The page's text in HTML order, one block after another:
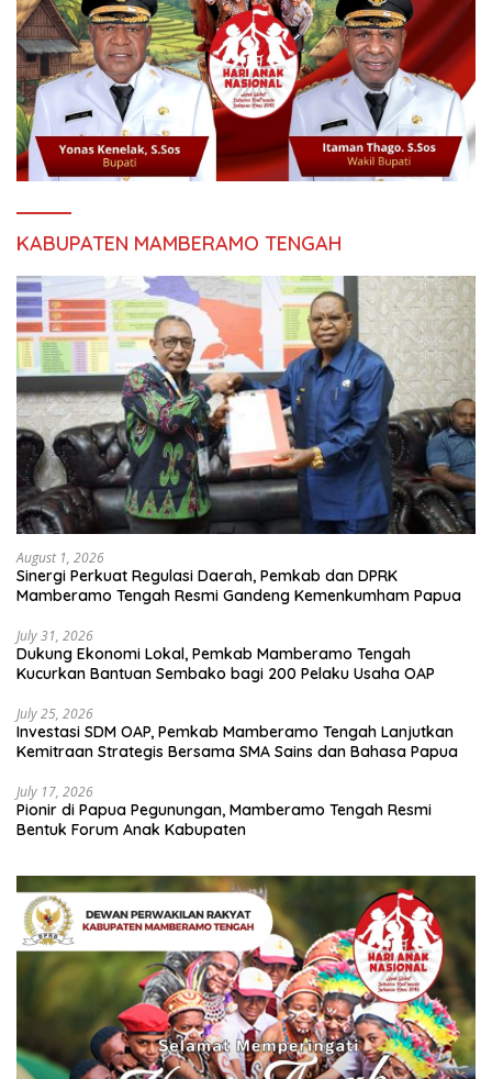
KABUPATEN MAMBERAMO TENGAH
August 1, 2026
Sinergi Perkuat Regulasi Daerah, Pemkab dan DPRK
Mamberamo Tengah Resmi Gandeng Kemenkumham Papua
July 31, 2026
Dukung Ekonomi Lokal, Pemkab Mamberamo Tengah
Kucurkan Bantuan Sembako bagi 200 Pelaku Usaha OAP
July 25, 2026
Investasi SDM OAP, Pemkab Mamberamo Tengah Lanjutkan
Kemitraan Strategis Bersama SMA Sains dan Bahasa Papua
July 17, 2026
Pionir di Papua Pegunungan, Mamberamo Tengah Resmi
Bentuk Forum Anak Kabupaten